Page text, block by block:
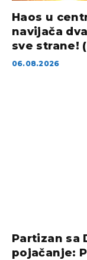
Haos u
navijača
sve strane!
06.08.2026
Partizan sa
pojačanje: